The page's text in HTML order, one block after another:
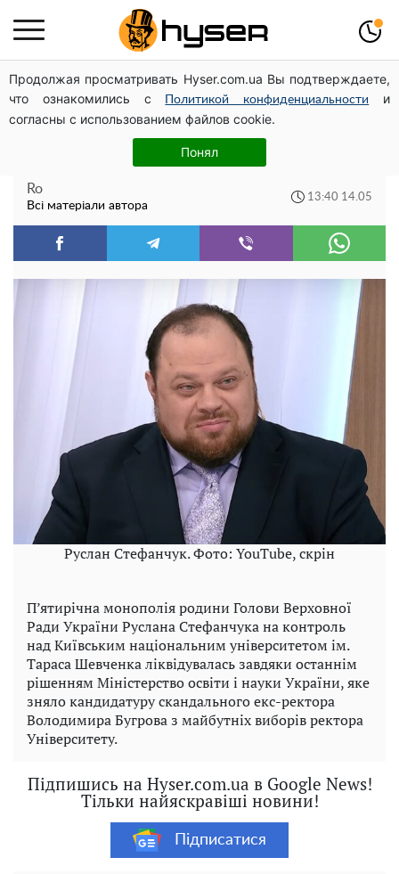
Продолжая просматривать Hyser.com.ua Вы подтверждаете,
что ознакомились с
Политикой конфиденциальности
и
согласны с использованием файлов cookie.
Понял
Українців почнуть позбавляти землі? У яких випадках
право власності скасують та не спитають
ЗМІ: Руслан Стефанчук планує скасувати
вибори ректора Університету Шевченка
Ro
Всі матеріали автора
13:40 14.05
Руслан Стефанчук. Фото: YouTube, скрін
П’ятирічна монополія родини Голови Верховної
Ради України Руслана Стефанчука на контроль
над Київським національним університетом ім.
Тараса Шевченка ліквідувалась завдяки останнім
рішенням Міністерство освіти і науки України, яке
зняло кандидатуру скандального екс-ректора
Володимира Бугрова з майбутніх виборів ректора
Університету.
Підпишись на Hyser.com.ua в Google News!
Тільки найяскравіші новини!
Підписатися